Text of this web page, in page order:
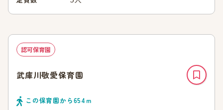
認可保育園
武庫川敬愛保育園
この保育園から654 ｍ